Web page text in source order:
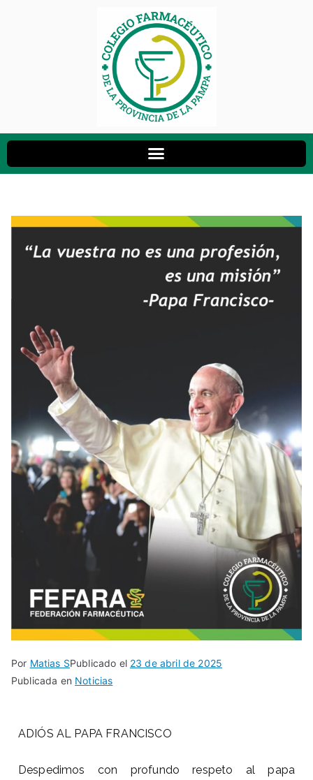
Por Matias SPublicado el 23 de abril de 2025
Publicada en Noticias
ADIÓS AL PAPA FRANCISCO
Despedimos con profundo respeto al papa